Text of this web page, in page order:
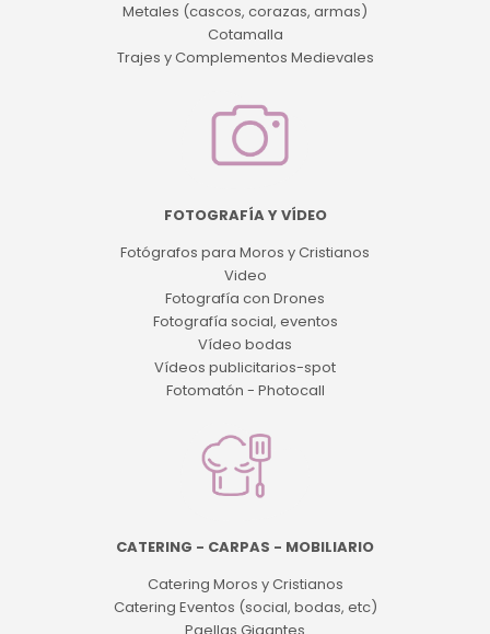
Metales (cascos, corazas, armas)
Cotamalla
Trajes y Complementos Medievales
FOTOGRAFÍA Y VÍDEO
Fotógrafos para Moros y Cristianos
Video
Fotografía con Drones
Fotografía social, eventos
Vídeo bodas
Vídeos publicitarios-spot
Fotomatón - Photocall
CATERING - CARPAS - MOBILIARIO
Catering Moros y Cristianos
Catering Eventos (social, bodas, etc)